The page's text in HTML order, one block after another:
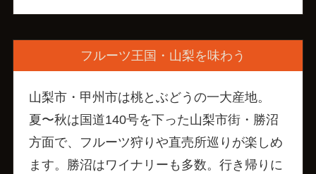
フルーツ王国・山梨を味わう
山梨市・甲州市は桃とぶどうの一大産地。
夏〜秋は国道140号を下った山梨市街・勝沼
方面で、フルーツ狩りや直売所巡りが楽しめ
ます。勝沼はワイナリーも多数。行き帰りに